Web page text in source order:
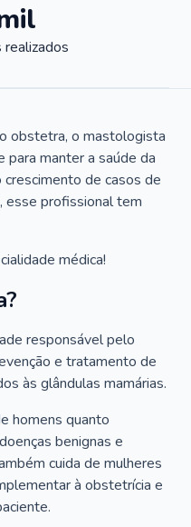
obstetra, o mastologista
manter a saúde da
crescimento de casos de
esse profissional tem
médica!
responsável pelo
e tratamento de
às glândulas mamárias.
homens quanto
benignas e
cuida de mulheres
à obstetrícia e